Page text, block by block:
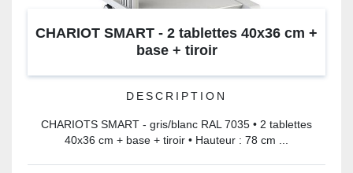
CHARIOT SMART - 2 tablettes 40x36 cm +
base + tiroir
DESCRIPTION
CHARIOTS SMART - gris/blanc RAL 7035 • 2 tablettes
40x36 cm + base + tiroir • Hauteur : 78 cm ...